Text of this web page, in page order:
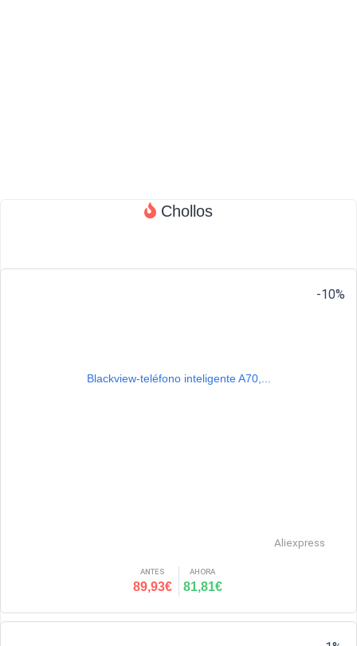
Chollos
Blackview-teléfono inteligente A70,...
Aliexpress
ANTES
89,93€
AHORA
81,81€
-10%